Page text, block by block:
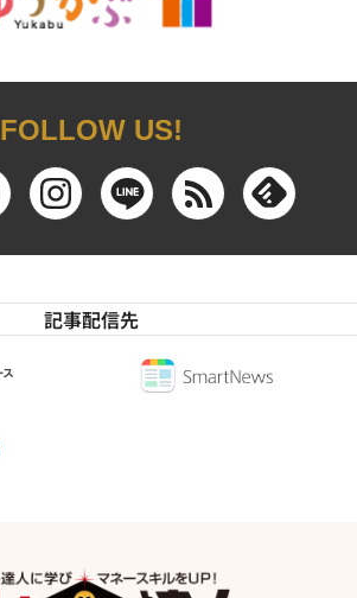
FOLLOW US!
記事配信先